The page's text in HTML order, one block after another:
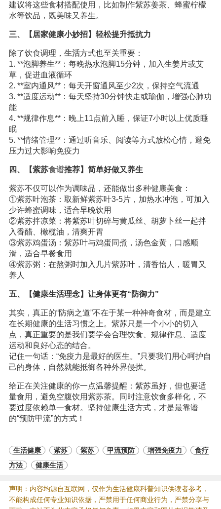
建议将这些食材搭配使用，比如制作紫苏姜茶、蜂蜜柠檬
水等饮品，既美味又养生。
三、【居家健康小妙招】轻松提升抵抗力
除了饮食调理， 生活方式也至关重要：
1. **泡脚养生**：每晚热水泡脚15分钟，加入生姜片或艾
草，促进血液循环
2. **室内通风**：每天开窗通风至少2次，保持空气流通
3. **适度运动**：每天坚持30分钟快走或瑜伽，增强心肺功
能
4. **规律作息**：晚上11点前入睡，保证7小时以上优质睡
眠
5. **情绪管理**：通过听音乐、阅读等方式放松心情，避免
压力过大影响免疫力
四、【紫苏食谱推荐】简单好做又养生
紫苏不仅可以作为调味品，还能做出多种健康美食：
①紫苏叶泡茶：取新鲜紫苏叶3-5片，加热水冲泡，可加入
少许蜂蜜调味，适合早晚饮用
②紫苏拌凉菜：将紫苏叶切碎与黄瓜丝、胡萝卜丝一起拌
入香醋、橄榄油，清爽开胃
③紫苏鸡蛋汤：紫苏叶与鸡蛋同煮，汤色金黄，口感顺
滑，适合早餐食用
④紫苏粥：在熬粥时加入几片紫苏叶，清香怡人，暖胃又
养人
五、【健康生活理念】让身体更有“防御力”
其实，真正的“防病之道”不在于某一种神奇食材，而是建立
在长期健康的生活习惯之上。紫苏只是一个小小的切入
点，真正重要的是我们要学会合理饮食、规律作息、适度
运动和良好心态的结合。
记住一句话：“免疫力是最好的医生。”只要我们用心呵护自
己的身体，自然就能抵御各种外界侵扰。
给正在关注健康的你一点温馨提醒：紫苏虽好，但也要适
量食用，避免空腹饮用紫苏茶。同时注意饮食多样化，不
要过度依赖单一食材。坚持健康生活方式，才是最靠谱
的“预防甲流”的方式！
生活健康 紫苏 紫苏 甲流预防 增强免疫力
食疗
方法
健康生活
声明：内容均源自互联网，仅作为生活健康科普知识供读者参考，
不能构成任何专业知识依据，严禁用于任何商业行为，严禁分享与